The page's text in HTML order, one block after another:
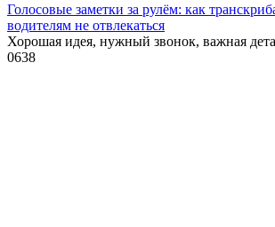
Голосовые заметки за рулём: как
водителям не отвлекаться
Хорошая идея, нужный звонок, важная
0638